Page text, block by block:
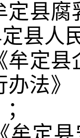
定县
定县人
牟定
办法》